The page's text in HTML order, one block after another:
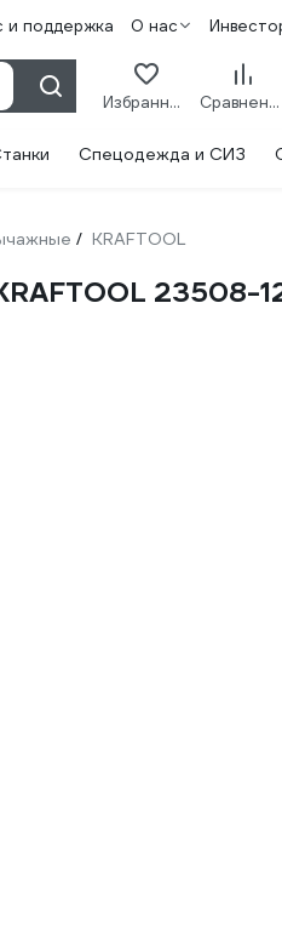
и поддержка О нас
Избранное Сравнение
Спецодежда и СИЗ
/ KRAFTOOL
23508-